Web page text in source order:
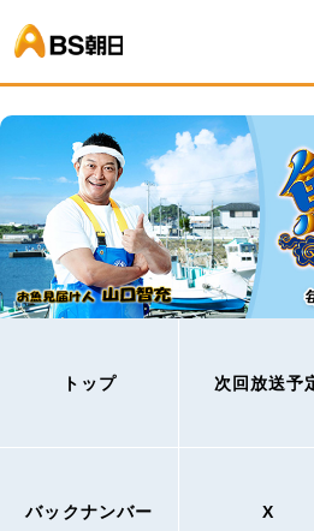
トップ 次回放送予
バックナンバー X